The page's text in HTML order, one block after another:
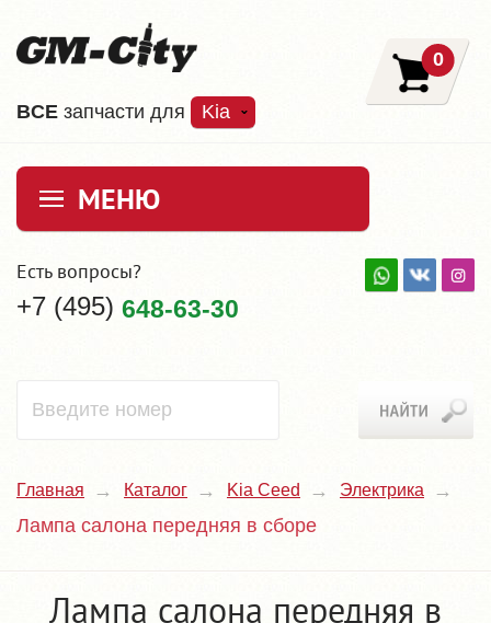
ВCE запчасти для Kia
0
МЕНЮ
Есть вопросы?
+7 (495) 648-63-30
Главная Каталог Kia Ceed Электрика
Лампа салона передняя в сборе
Лампа салона передняя в